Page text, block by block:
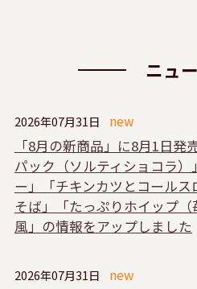
ニュ
2026年07月31日
「8月の新商品」に8月1日
パック（ソルティショコラ
ー」「チキンカツとコール
そば」「たっぷりホイップ
風」の情報をアップしました
2026年07月31日